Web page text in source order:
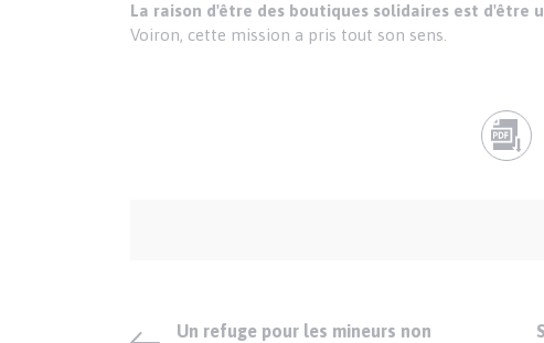
La raison d'être des boutiques solidaires est d'être
Voiron, cette mission a pris tout son sens.
Un refuge pour les mineurs non